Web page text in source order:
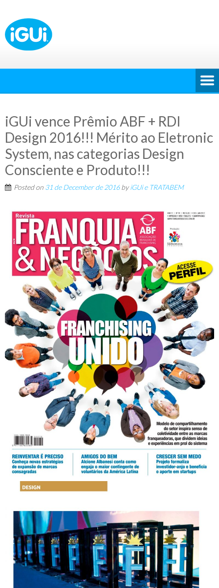
iGUi vence Prêmio ABF + RDI
Design 2016!!! Mérito ao Eletronic
System, nas categorias Design
Consciente e Produto!!!
Posted on 31 de December de 2016byiGUi e TRATABEM